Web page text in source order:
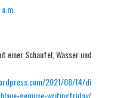
einer Schaufel, Wasser und
2021/08/14/di
gemuse-writingfriday/